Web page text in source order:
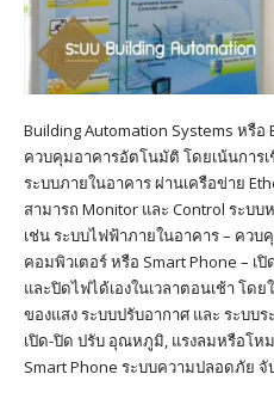
Building Automation Systems หรือ
ควบคุมอาคารอัตโนมัติ โดยเน้นการ
ระบบภายในอาคาร ผ่านเครือข่าย
สามารถ Monitor และ Control ระบ
เช่น ระบบไฟฟ้าภายในอาคาร – คว
คอมพิวเตอร์ หรือ Smart Phone –
และปิดไฟได้เองในเวลาตอนเช้า โด
ของแสง ระบบปรับอากาศ และ ระบบ
เปิด-ปิด ปรับ อุณหภูมิ, แรงลมหรือโห
Smart Phone ระบบความปลอดภัย